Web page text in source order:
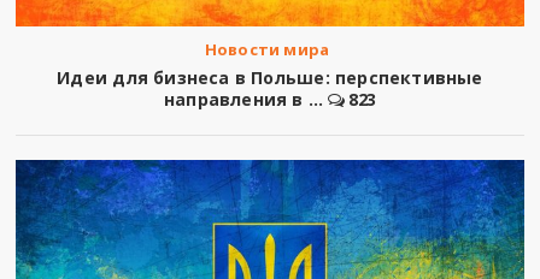
Новости мира
Идеи для бизнеса в Польше: перспективные
направления в ...
823